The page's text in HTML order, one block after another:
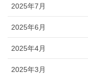
2025年7月
2025年6月
2025年4月
2025年3月